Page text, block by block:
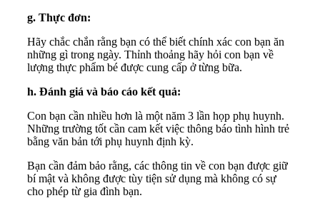
g. Thực đơn:
Hãy chắc chắn rằng bạn có thể biết chính xác con bạn ăn
những gì trong ngày. Thỉnh thoảng hãy hỏi con bạn về
lượng thực phẩm bé được cung cấp ở từng bữa.
h. Đánh giá và báo cáo kết quả:
Con bạn cần nhiều hơn là một năm 3 lần họp phụ huynh.
Những trường tốt cần cam kết việc thông báo tình hình trẻ
bằng văn bản tới phụ huynh định kỳ.
Bạn cần đảm bảo rằng, các thông tin về con bạn được giữ
bí mật và không được tùy tiện sử dụng mà không có sự
cho phép từ gia đình bạn.